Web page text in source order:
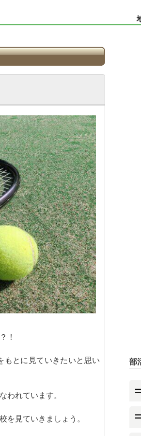
！
もとに見ていきたいと思い
われています。
を見ていきましょう。
部